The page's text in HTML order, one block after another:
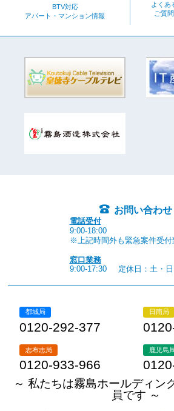
BTV対応
アパート・マンション情報
よくあ
ご質問
お問い合わせ
電話受付
9:00-18:00
※上記時間外も緊急案件受付
窓口業務
9:00-17:30
定休日：土・
都城局
0120-292-377
日南局
志布志局
0120-933-966
鹿児島
～ 私たちは霧島ホールディン
員です ～